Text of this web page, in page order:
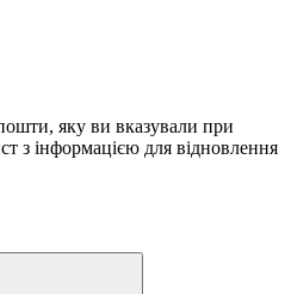
яку ви вказували при
з інформацією для відновлення